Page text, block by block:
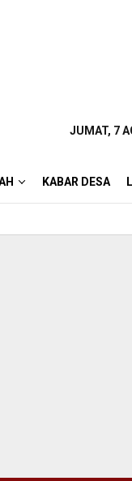
JUMAT, 7
KABAR DESA